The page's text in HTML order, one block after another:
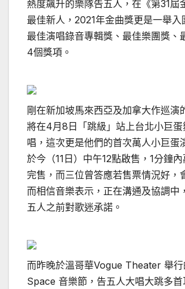
熱度飆升的樂隊告五人，在《第31屆
最佳新人，2021年金曲獎更是一舉入
最佳演唱錄音專輯獎、最佳樂團獎、
4個獎項。
剛在新加坡馬來西亞及加拿大作巡演
將在4月8日「跳級」站上台北小巨蛋
唱，這次更是他們的首次萬人小巨蛋
於今（11日）中午12點啟售，1分鐘
完售，而三位曾答應若售票情況好，
而相信音樂表示，正在溝通及協調中
五人之前對歌迷承諾。
而昨晚於溫哥華Vogue Theater 舉
Space 音樂節，告五人大唱大跳多